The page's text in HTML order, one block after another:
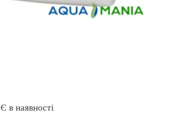
Є в наявності